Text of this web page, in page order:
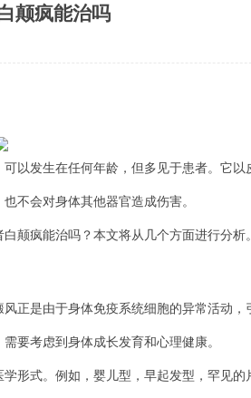
颠疯能治吗
发生在任何年龄，但多见于患者。它以
不会对身体其他器官造成伤害。
疯能治吗？本文将从几个方面进行分析。
是由于身体免疫系统细胞的异常活动，
要考虑到身体成长发育和心理健康。
式。例如，婴儿型，早起发型，罕见的